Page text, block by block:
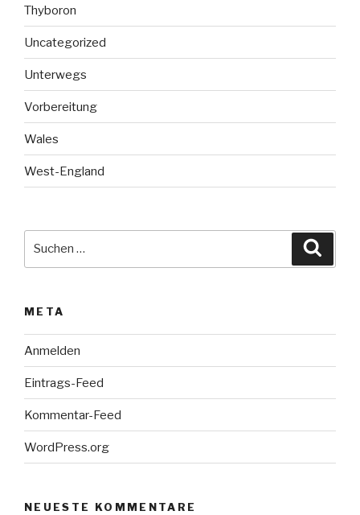
Thyboron
Uncategorized
Unterwegs
Vorbereitung
Wales
West-England
META
Anmelden
Eintrags-Feed
Kommentar-Feed
WordPress.org
NEUESTE KOMMENTARE